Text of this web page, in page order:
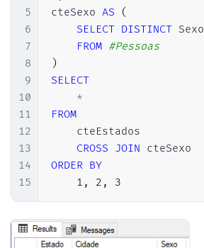
5
6
7
8
9
10
11
12
13
14
15
cteSexo AS
(
SELECT DISTINCT Sexo
FROM #Pessoas
)
SELECT
*
FROM
    cteEstados
CROSS JOIN
ORDER BY
1 , 2 , 3